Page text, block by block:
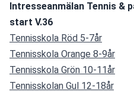
Intresseanmälan Tennis &
start V.36
Tennisskola Röd 5-7år
Tennisskola Orange 8-9år
Tennisskola Grön 10-11år
Tennisskolan Gul 12-18år